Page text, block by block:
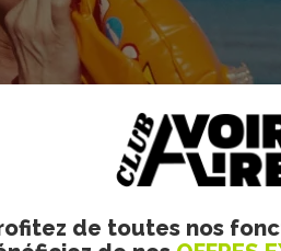
de toutes nos
Arizona Distribution
l’on aurait imaginées idéales,
tenter de déterminer la place de
sans parvenir toutefois à